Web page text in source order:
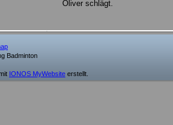
Oliver schlägt.
Badminton
IONOS MyWebsite erstellt.